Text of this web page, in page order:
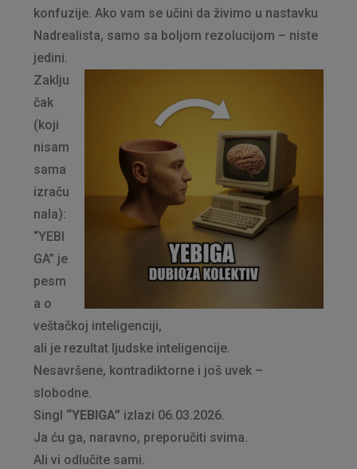
konfuzije. Ako vam se učini da živimo u nastavku
Nadrealista, samo sa boljom rezolucijom – niste
jedini.
Zaklju
čak
(koji
nisam
sama
izraču
nala):
“YEBI
GA” je
pesm
a o
veštačkoj inteligenciji,
ali je rezultat ljudske inteligencije.
Nesavršene, kontradiktorne i još uvek –
slobodne.
Singl “YEBIGA” izlazi 06.03.2026.
Ja ću ga, naravno, preporučiti svima.
Ali vi odlučite sami.